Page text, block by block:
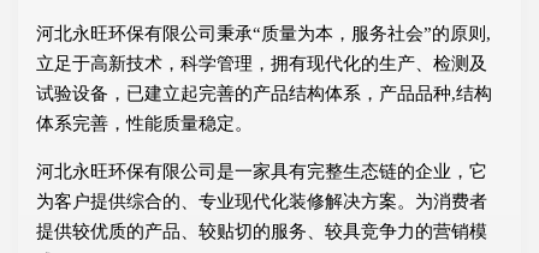
河北永旺环保有限公司秉承“质量为本，服务社会”的原则,
立足于高新技术，科学管理，拥有现代化的生产、检测及
试验设备，已建立起完善的产品结构体系，产品品种,结构
体系完善，性能质量稳定。
河北永旺环保有限公司是一家具有完整生态链的企业，它
为客户提供综合的、专业现代化装修解决方案。为消费者
提供较优质的产品、较贴切的服务、较具竞争力的营销模